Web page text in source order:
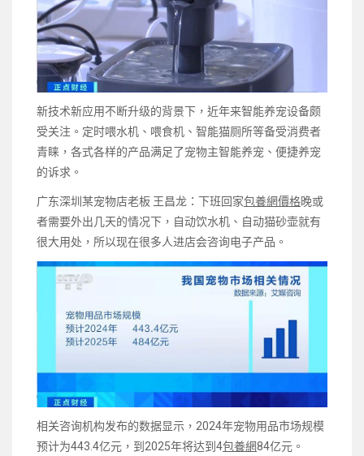
新技术新应用不断升级的背景下，近年来智能养宠设备颇
受关注。定时喂水机、喂食机、智能猫厕所等备受消费者
青睐，各式各样的产品满足了宠物主智能养宠、便捷养宠
的诉求。
广东深圳某宠物店老板 王昌龙：下班回家包養網價格晚或
者需要外出几天的情况下，自动饮水机、自动猫砂壶就有
很大用处，所以现在很多人进店会咨询电子产品。
相关咨询机构发布的数据显示，2024年宠物用品市场规模
预计为443.4亿元，到2025年将达到4包養網84亿元。